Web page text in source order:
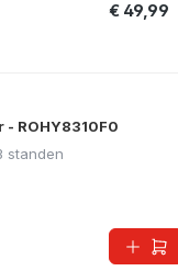
€ 49,99
- ROHY8310F0
standen